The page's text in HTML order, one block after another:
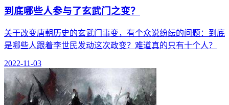
到底哪些人参与了玄武门之变？
关于改变唐朝历史的玄武门事变，有个众说纷纭的问题：到底
是哪些人跟着李世民发动这次政变？难道真的只有十个人？
2022-11-03